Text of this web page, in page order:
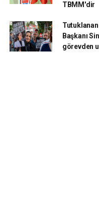
TBMM'dir
Başkanı
görevden